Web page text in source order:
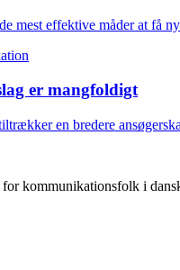
mest effektive måder at få
er mangfoldigt
en bredere
kommunikationsfolk i